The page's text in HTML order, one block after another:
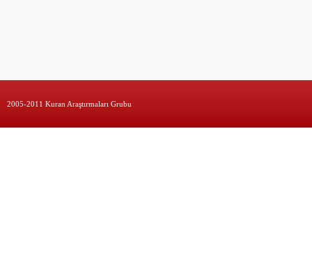
2005-2011 Kuran Araştırmaları Grubu